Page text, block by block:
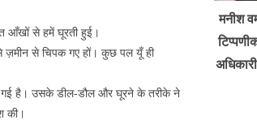
मनीश
आँखों से हमें घूरती हुई।
से चिपक गए हों। कुछ पल यूँ ही
गई है। उसके डील-डौल और घूरने के तरीके ने
की।